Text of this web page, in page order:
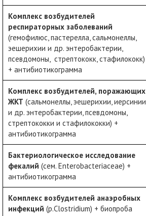
Комплекс возбудителей
респираторных заболеваний
(гемофилюс, пастерелла, сальмонеллы,
эешерихии и др. энтеробактерии,
псевдомоны, стрептококк, стафилококк)
+ антибиотикограмма
Комплекс возбудителей, поражающих
ЖКТ (сальмонеллы, эешерихии, иерсинии
и др. энтеробактерии, псевдомоны,
стрептококки и стафилококки) +
антибиотикограмма
Бактериологическое исследование
фекалий (сем. Enterobacteriaceae) +
антибиотикограмма
Комплекс возбудителей анаэробных
инфекций (р.Clostridium) + биопроба